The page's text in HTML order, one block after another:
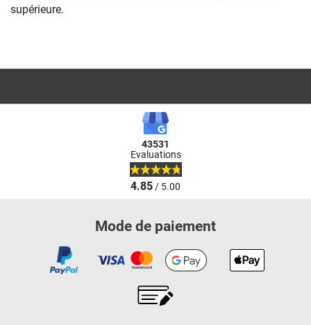
supérieure.
43531
Evaluations
4.85/ 5.00
Mode de paiement